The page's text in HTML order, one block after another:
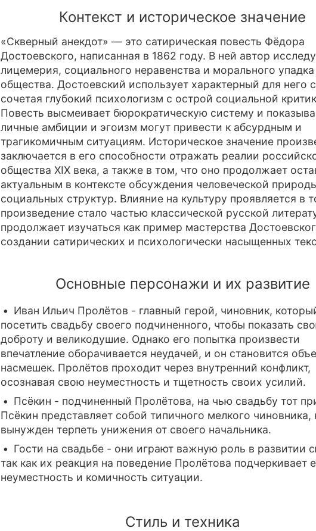
Контекст и историческое значение
«Скверный анекдот» — это сатирическая повесть Фёдора
Достоевского, написанная в 1862 году. В ней автор
лицемерия, социального неравенства и морального упадка
общества. Достоевский использует характерный для него
сочетая глубокий психологизм с острой социальной
Повесть высмеивает бюрократическую систему и
личные амбиции и эгоизм могут привести к абсурдным и
трагикомичным ситуациям. Историческое значение
заключается в его способности отражать реалии
общества XIX века, а также в том, что оно продолжает
актуальным в контексте обсуждения человеческой
социальных структур. Влияние на культуру проявляется в
произведение стало частью классической русской
продолжает изучаться как пример мастерства
создании сатирических и психологически насыщенных
Основные персонажи и их развитие
Иван Ильич Пролётов - главный герой, чиновник,
посетить свадьбу своего подчиненного, чтобы показать
доброту и великодушие. Однако его попытка произвести
впечатление оборачивается неудачей, и он становится
насмешек. Пролётов проходит через внутренний конфликт,
осознавая свою неуместность и тщетность своих усилий.
Псёкин - подчиненный Пролётова, на чью свадьбу тот
Псёкин представляет собой типичного мелкого чиновника,
вынужден терпеть унижения от своего начальника.
Гости на свадьбе - они играют важную роль в развитии
так как их реакция на поведение Пролётова подчеркивает
неуместность и комичность ситуации.
Стиль и техника